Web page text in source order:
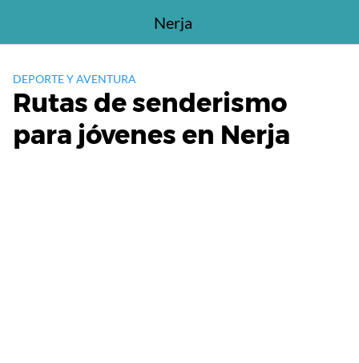
contenido
Nerja
DEPORTE Y AVENTURA
Rutas de senderismo
para jóvenes en Nerja